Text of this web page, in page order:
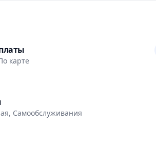
мощного пылесоса.
широкий спектр
вашего автомобиля, быстро и по
карте
Самообслуживания